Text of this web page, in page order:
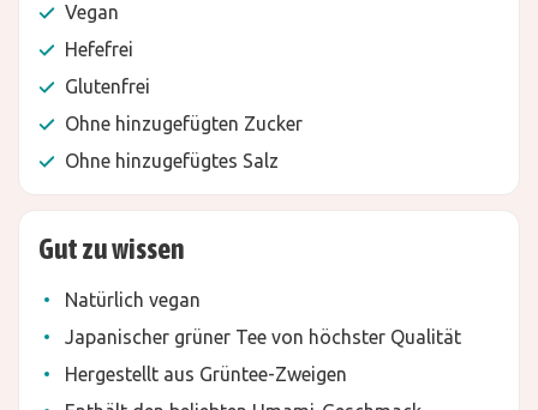
Vegan
Hefefrei
Glutenfrei
Ohne hinzugefügten Zucker
Ohne hinzugefügtes Salz
Gut zu wissen
Natürlich vegan
Japanischer grüner Tee von höchster Qualität
Hergestellt aus Grüntee-Zweigen